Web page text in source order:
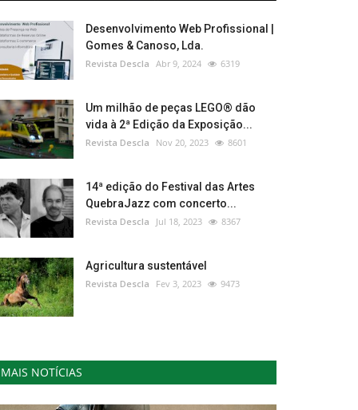
Desenvolvimento Web Profissional |
Gomes & Canoso, Lda.
Revista Descla Abr 9, 2024 6319
Um milhão de peças LEGO® dão
vida à 2ª Edição da Exposição...
Revista Descla Nov 20, 2023 8601
14ª edição do Festival das Artes
QuebraJazz com concerto...
Revista Descla Jul 18, 2023 8367
Agricultura sustentável
Revista Descla Fev 3, 2023 9473
MAIS NOTÍCIAS